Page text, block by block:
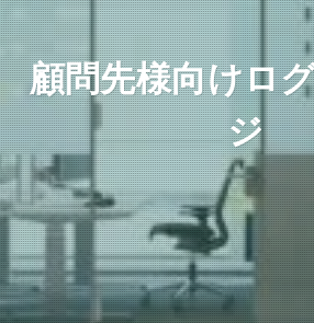
顧問先様向けロ
ジ